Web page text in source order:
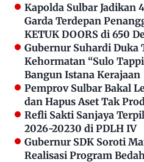
Kapolda Sulbar Jadikan
Garda Terdepan
KETUK DOORS di 650
Gubernur Suhardi Duka
Kehormatan “Sulo
Bangun Istana Kerajaan
Pemprov Sulbar Bakal
dan Hapus Aset Tak
Refli Sakti Sanjaya
2026-20230 di PDLH IV
Gubernur SDK Soroti
Realisasi Program